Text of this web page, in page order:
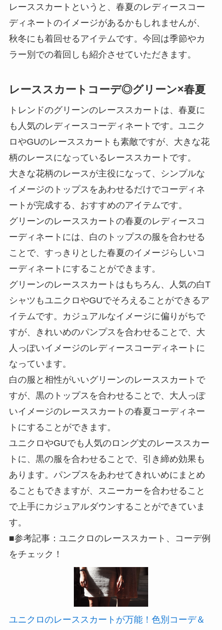
レーススカートというと、春夏のレディースコー
ディネートのイメージがあるかもしれませんが、
秋冬にも着回せるアイテムです。今回は季節やカ
ラー別での着回しも紹介させていただきます。
レーススカートコーデ◎グリーン×春夏
トレンドのグリーンのレーススカートは、春夏に
も人気のレディースコーディネートです。ユニク
ロやGUのレーススカートも素敵ですが、大きな花
柄のレースになっているレーススカートです。
大きな花柄のレースが主役になって、シンプルな
イメージのトップスをあわせるだけでコーディネ
ートが完成する、おすすめのアイテムです。
グリーンのレーススカートの春夏のレディースコ
ーディネートには、白のトップスの服を合わせる
ことで、すっきりとした春夏のイメージらしいコ
ーディネートにすることができます。
グリーンのレーススカートはもちろん、人気の白T
シャツもユニクロやGUでそろえることができるア
イテムです。カジュアルなイメージに偏りがちで
すが、きれいめのパンプスを合わせることで、大
人っぽいイメージのレディースコーディネートに
なっています。
白の服と相性がいいグリーンのレーススカートで
すが、黒のトップスを合わせることで、大人っぽ
いイメージのレーススカートの春夏コーディネー
トにすることができます。
ユニクロやGUでも人気のロング丈のレーススカー
トに、黒の服を合わせることで、引き締め効果も
あります。パンプスをあわせてきれいめにまとめ
ることもできますが、スニーカーを合わせること
で上手にカジュアルダウンすることができていま
す。
■参考記事：ユニクロのレーススカート、コーデ例
をチェック！
ユニクロのレーススカートが万能！色別コーデ＆